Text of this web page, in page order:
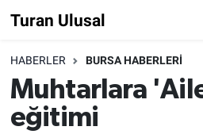
Turan Ulusal
HABERLER BURSA HABERLERİ
Muhtarlara
eğitimi